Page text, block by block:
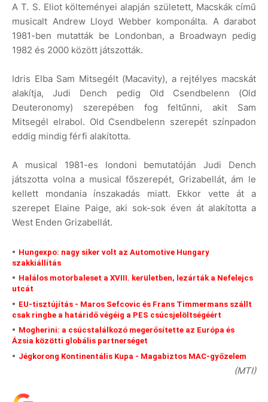
A T. S. Eliot költeményei alapján született, Macskák című
musicalt Andrew Lloyd Webber komponálta. A darabot
1981-ben mutatták be Londonban, a Broadwayn pedig
1982 és 2000 között játszották.
Idris Elba Sam Mitsegélt (Macavity), a rejtélyes macskát
alakítja, Judi Dench pedig Old Csendbelenn (Old
Deuteronomy) szerepében fog feltűnni, akit Sam
Mitsegél elrabol. Old Csendbelenn szerepét színpadon
eddig mindig férfi alakította.
A musical 1981-es londoni bemutatóján Judi Dench
játszotta volna a musical főszerepét, Grizabellát, ám le
kellett mondania ínszakadás miatt. Ekkor vette át a
szerepet Elaine Paige, aki sok-sok éven át alakította a
West Enden Grizabellát.
Hungexpo: nagy siker volt az Automotive Hungary
szakkiállítás
Halálos motorbaleset a XVIII. kerületben, lezárták a Nefelejcs
utcát
EU-tisztújítás - Maros Sefcovic és Frans Timmermans szállt
csak ringbe a határidő végéig a PES csúcsjelöltségéért
Mogherini: a csúcstalálkozó megerősítette az Európa és
Ázsia közötti globális partnerséget
Jégkorong Kontinentális Kupa - Magabiztos MAC-győzelem
(MTI)